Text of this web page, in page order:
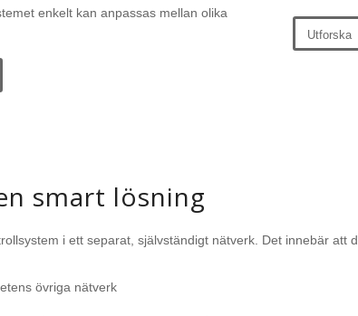
enkelt kan anpassas mellan olika
Utforska
smart lösning
i ett separat, självständigt nätverk. Det innebär att
övriga nätverk